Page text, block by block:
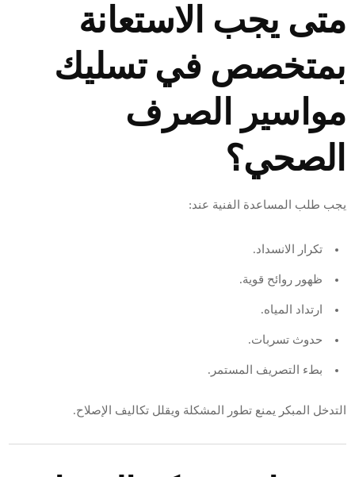
متى يجب الاستعانة
بمتخصص في تسليك
مواسير الصرف
الصحي؟
يجب طلب المساعدة الفنية عند:
تكرار الانسداد.
ظهور روائح قوية.
ارتداد المياه.
حدوث تسربات.
بطء التصريف المستمر.
التدخل المبكر يمنع تطور المشكلة ويقلل تكاليف الإصلاح.